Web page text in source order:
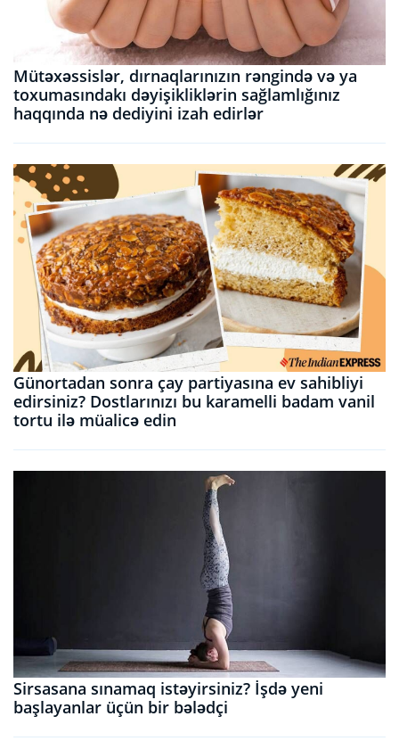
Mütəxəssislər, dırnaqlarınızın rəngində və ya
toxumasındakı dəyişikliklərin sağlamlığınız
haqqında nə dediyini izah edirlər
Günortadan sonra çay partiyasına ev sahibliyi
edirsiniz? Dostlarınızı bu karamelli badam vanil
tortu ilə müalicə edin
Sirsasana sınamaq istəyirsiniz? İşdə yeni
başlayanlar üçün bir bələdçi